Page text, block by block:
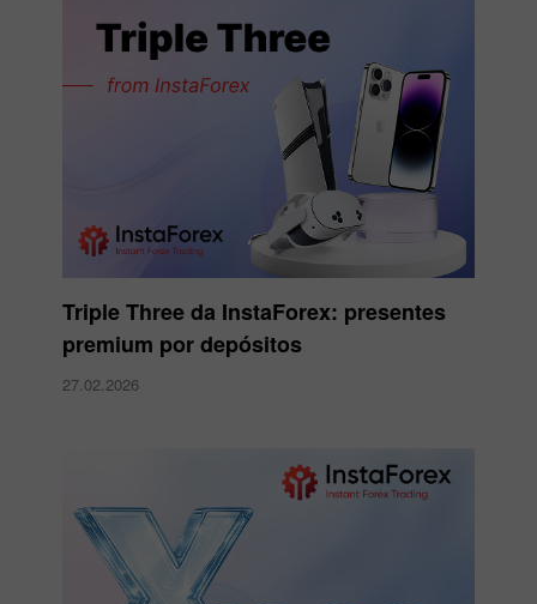
Triple Three da InstaForex: presentes
premium por depósitos
27.02.2026